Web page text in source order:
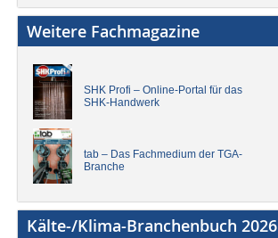
Weitere Fachmagazine
SHK Profi – Online-Portal für das
SHK-Handwerk
tab – Das Fachmedium der TGA-
Branche
Kälte-/Klima-Branchenbuch 2026